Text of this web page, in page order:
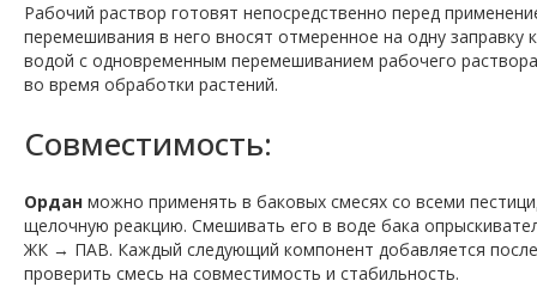
Рабочий раствор готовят непосредственно перед
перемешивания в него вносят отмеренное на одну
водой с одновременным перемешиванием рабочего
во время обработки растений.
Совместимость:
Ордан можно применять в баковых смесях со всеми
щелочную реакцию. Смешивать его в воде бака
ЖК → ПАВ. Каждый следующий компонент добавляется
проверить смесь на совместимость и стабильность.